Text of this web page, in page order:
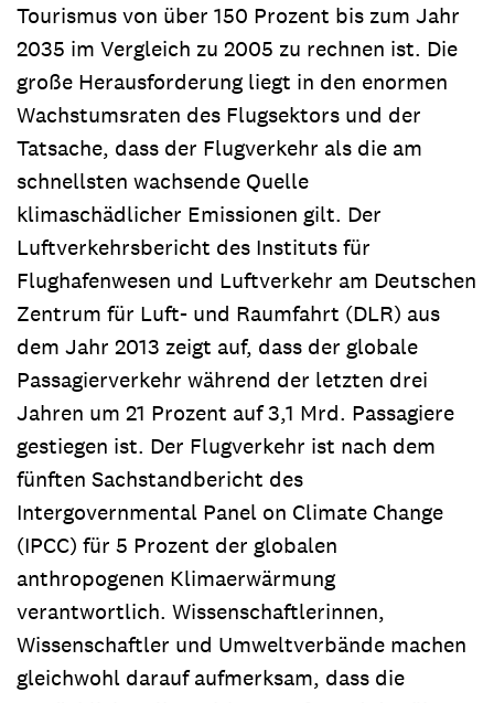
Tourismus von über 150 Prozent bis zum Jahr
2035 im Vergleich zu 2005 zu rechnen ist. Die
große Herausforderung liegt in den enormen
Wachstumsraten des Flugsektors und der
Tatsache, dass der Flugverkehr als die am
schnellsten wachsende Quelle
klimaschädlicher Emissionen gilt. Der
Luftverkehrsbericht des Instituts für
Flughafenwesen und Luftverkehr am Deutschen
Zentrum für Luft- und Raumfahrt (DLR) aus
dem Jahr 2013 zeigt auf, dass der globale
Passagierverkehr während der letzten drei
Jahren um 21 Prozent auf 3,1 Mrd. Passagiere
gestiegen ist. Der Flugverkehr ist nach dem
fünften Sachstandbericht des
Intergovernmental Panel on Climate Change
(IPCC) für 5 Prozent der globalen
anthropogenen Klimaerwärmung
verantwortlich. Wissenschaftlerinnen,
Wissenschaftler und Umweltverbände machen
gleichwohl darauf aufmerksam, dass die